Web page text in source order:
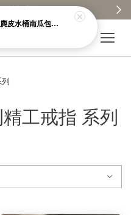
工戒指 系列
𝐧𝐞𝐰𝐚𝐧𝐚 韓系霧面感・麂皮水桶南瓜包｜通勤日常包｜高級皮革｜現貨＋預購【nk62】